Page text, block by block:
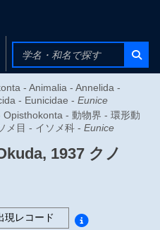
- Animalia - Annelida -
- Eunicidae - Eunice
- 動物界 - 環形動
メ目 - イソメ科 - Eunice
1937 クノ
現レコード